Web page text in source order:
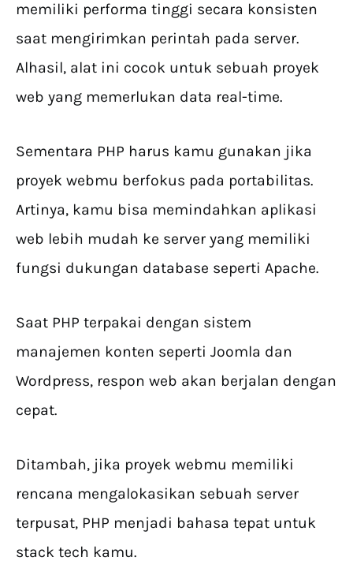
memiliki performa tinggi secara konsisten
saat mengirimkan perintah pada server.
Alhasil, alat ini cocok untuk sebuah proyek
web yang memerlukan data real-time.
Sementara PHP harus kamu gunakan jika
proyek webmu berfokus pada portabilitas.
Artinya, kamu bisa memindahkan aplikasi
web lebih mudah ke server yang memiliki
fungsi dukungan database seperti Apache.
Saat PHP terpakai dengan sistem
manajemen konten seperti Joomla dan
Wordpress, respon web akan berjalan dengan
cepat.
Ditambah, jika proyek webmu memiliki
rencana mengalokasikan sebuah server
terpusat, PHP menjadi bahasa tepat untuk
stack tech kamu.